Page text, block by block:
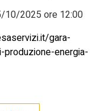
10/2025 ore 12:00
gara-
energia-